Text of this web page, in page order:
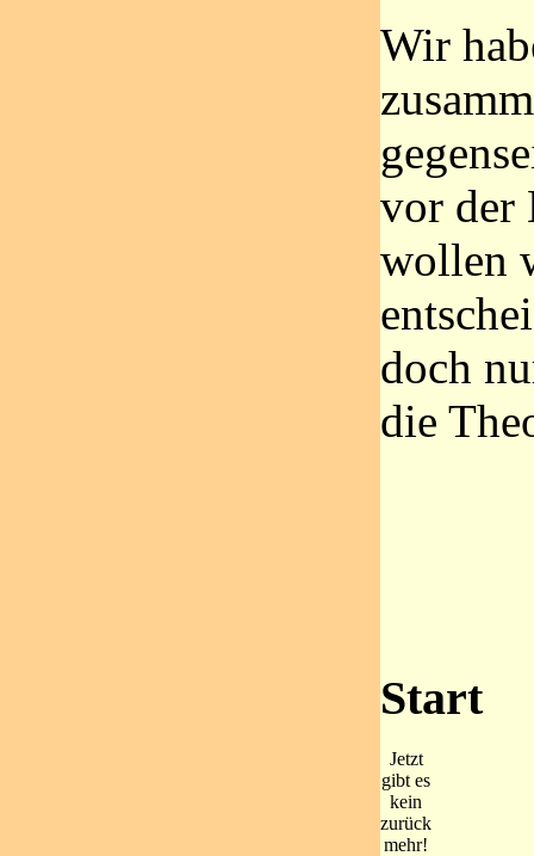
Wir
vor der
wollen
doch
die
Start
Jetzt
gibt es
kein
zurück
mehr!